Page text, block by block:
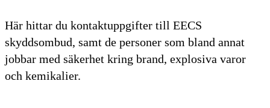
Här hittar du kontaktuppgifter till EECS
skyddsombud, samt de personer som bland annat
jobbar med säkerhet kring brand, explosiva varor
och kemikalier.